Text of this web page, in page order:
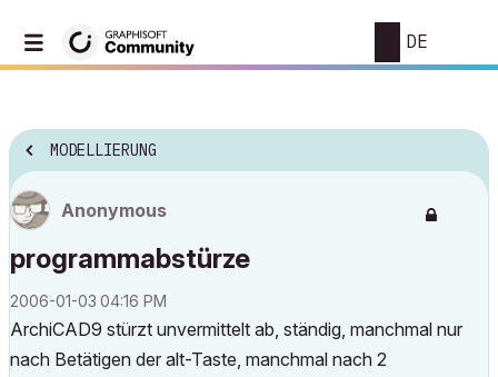
DE
MODELLIERUNG
Anonymous
programmabstürze
‎2006-01-03 04:16 PM
ArchiCAD9 stürzt unvermittelt ab, ständig, manchmal nur
nach Betätigen der alt-Taste, manchmal nach 2